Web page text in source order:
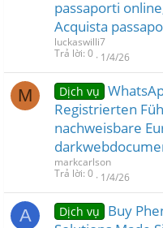
passaporti
Acquista
luckaswilli7
Trả lời 0 1/4/26
M Dịch vụ
Registrierten
nachweisbare
markcarlson
Trả lời 0 1/4/26
A Dịch vụ
Buy